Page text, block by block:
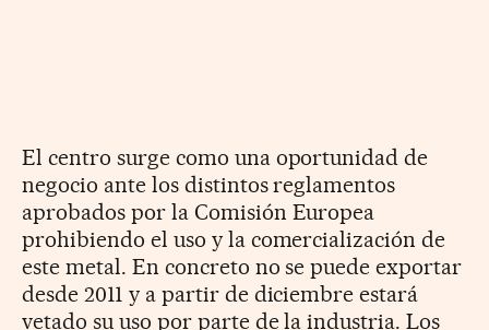
El centro surge como una oportunidad de
negocio ante los distintos reglamentos
aprobados por la Comisión Europea
prohibiendo el uso y la comercialización de
este metal. En concreto no se puede exportar
desde 2011 y a partir de diciembre estará
vetado su uso por parte de la industria. Los